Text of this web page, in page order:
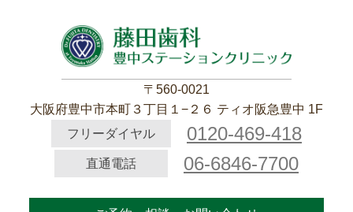
〒560-0021
大阪府豊中市本町３丁目１−２６ ティオ阪急豊中 1F
フリーダイヤル
0120-469-418
直通電話 06-6846-7700